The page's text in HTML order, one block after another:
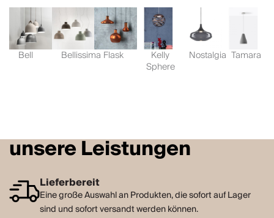
Bell Bellissima Flask Kelly
Sphere
Nostalgia Tamara
unsere Leistungen
Lieferbereit
Eine große Auswahl an Produkten, die sofort auf Lager
sind und sofort versandt werden können.